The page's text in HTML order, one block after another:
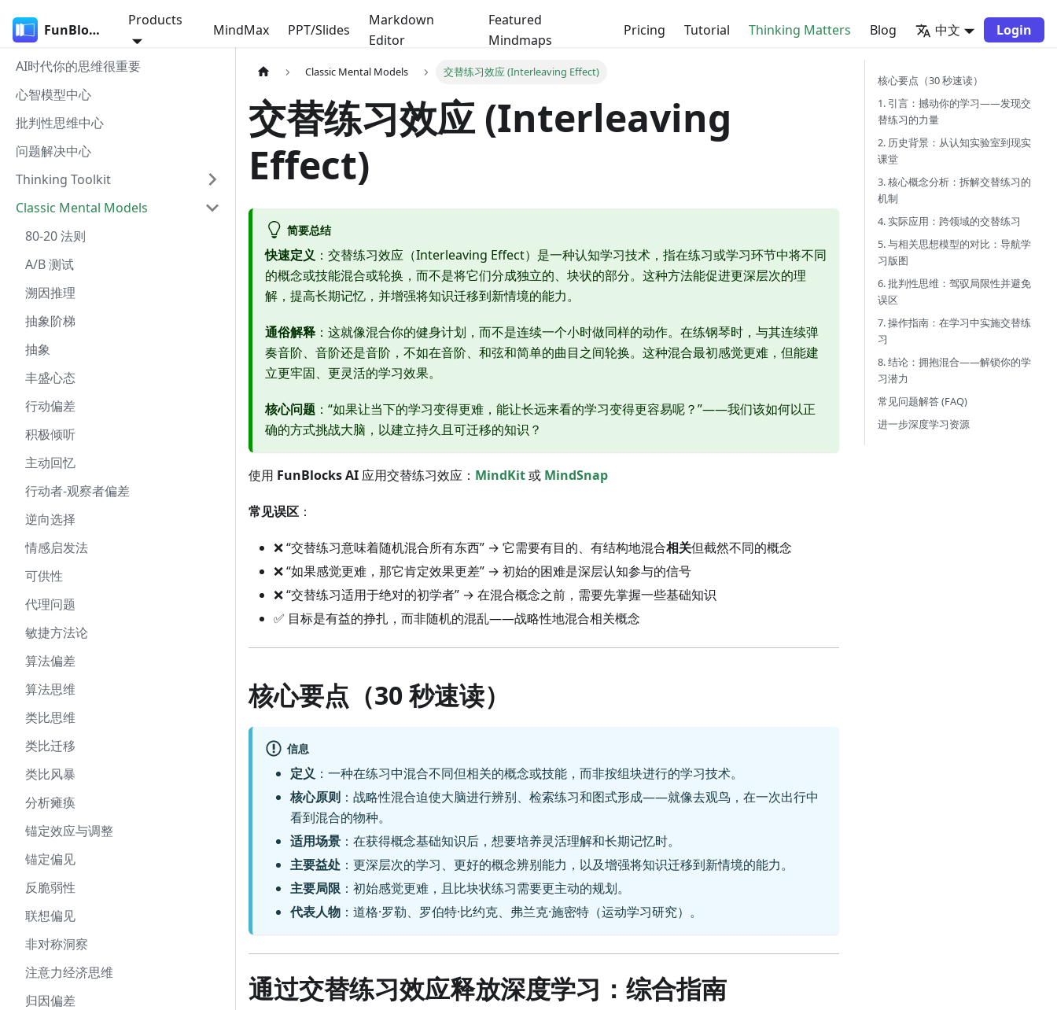
FunBlocks
Products
MindMax PPT/Slides
Markdown
Editor
Featured
Mindmaps
Pricing Tutorial Thinking Matters Blog 中文 Login
AI时代你的思维很重要
心智模型中心
批判性思维中心
问题解决中心
Thinking Toolkit
Classic Mental Models
80-20 法则
A/B 测试
溯因推理
抽象阶梯
抽象
丰盛心态
行动偏差
积极倾听
主动回忆
行动者-观察者偏差
逆向选择
情感启发法
可供性
代理问题
敏捷方法论
算法偏差
算法思维
类比思维
类比迁移
类比风暴
分析瘫痪
锚定效应与调整
锚定偏见
反脆弱性
联想偏见
非对称洞察
注意力经济思维
归因偏差
Classic Mental Models 交替练习效应 (Interleaving Effect)
交替练习效应 (Interleaving
Effect)
简要总结
快速定义 ：交替练习效应（Interleaving Effect）是一种认知学习技术，指在练习或学习环节中将不同
的概念或技能混合或轮换，而不是将它们分成独立的、块状的部分。这种方法能促进更深层次的理
解，提高长期记忆，并增强将知识迁移到新情境的能力。
通俗解释 ：这就像混合你的健身计划，而不是连续一个小时做同样的动作。在练钢琴时，与其连续弹
奏音阶、音阶还是音阶，不如在音阶、和弦和简单的曲目之间轮换。这种混合最初感觉更难，但能建
立更牢固、更灵活的学习效果。
核心问题 ：“如果让当下的学习变得更难，能让长远来看的学习变得更容易呢？”——我们该如何以正
确的方式挑战大脑，以建立持久且可迁移的知识？
使用 FunBlocks AI 应用交替练习效应： MindKit或 MindSnap
常见误区 ：
❌ “交替练习意味着随机混合所有东西” → 它需要有目的、有结构地混合相关但截然不同的概念
❌ “如果感觉更难，那它肯定效果更差” → 初始的困难是深层认知参与的信号
❌ “交替练习适用于绝对的初学者” → 在混合概念之前，需要先掌握一些基础知识
✅ 目标是有益的挣扎，而非随机的混乱——战略性地混合相关概念
核心要点（30 秒速读）
信息
定义 ：一种在练习中混合不同但相关的概念或技能，而非按组块进行的学习技术。
核心原则 ：战略性混合迫使大脑进行辨别、检索练习和图式形成——就像去观鸟，在一次出行中
看到混合的物种。
适用场景 ：在获得概念基础知识后，想要培养灵活理解和长期记忆时。
主要益处 ：更深层次的学习、更好的概念辨别能力，以及增强将知识迁移到新情境的能力。
主要局限 ：初始感觉更难，且比块状练习需要更主动的规划。
代表人物 ：道格·罗勒、罗伯特·比约克、弗兰克·施密特（运动学习研究）。
通过交替练习效应释放深度学习：综合指南
核心要点（30 秒速读）
1. 引言：撼动你的学习——发现交
替练习的力量
2. 历史背景：从认知实验室到现实
课堂
3. 核心概念分析：拆解交替练习的
机制
4. 实际应用：跨领域的交替练习
5. 与相关思想模型的对比：导航学
习版图
6. 批判性思维：驾驭局限性并避免
误区
7. 操作指南：在学习中实施交替练
习
8. 结论：拥抱混合——解锁你的学
习潜力
常见问题解答 (FAQ)
进一步深度学习资源